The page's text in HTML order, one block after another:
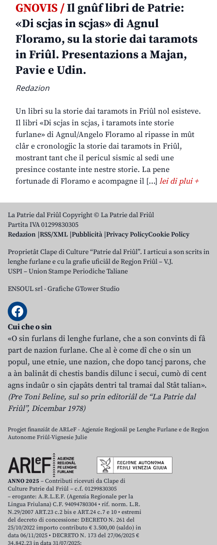
GNOVIS /Il gnûf libri de Patrie:
«Di scjas in scjas» di Agnul
Floramo, su la storie dai taramots
in Friûl. Presentazions a Majan,
Pavie e Udin.
Redazion
Un libri su la storie dai taramots in Friûl nol esisteve.
Il libri «Di scjas in scjas, i taramots inte storie
furlane» di Agnul/Angelo Floramo al ripasse in mût
clâr e cronologjic la storie dai taramots in Friûl,
mostrant tant che il pericul sismic al sedi une
presince costante inte nestre storie. La pene
fortunade di Floramo e acompagne il […] lei di plui +
La Patrie dal Friûl Copyright © La Patrie dal Friûl
Partita IVA 01299830305
Redazion RSS/XML Pubblicità Privacy PolicyCookie Policy
Proprietât Clape di Culture “Patrie dal Friûl”. I articui a son scrits in
lenghe furlane e cu la grafie uficiâl de Regjon Friûl – V.J.
USPI – Union Stampe Periodiche Taliane
ENSOUL srl-Grafiche GTower Studio
Cui che o sin
«O sin furlans di lenghe furlane, che a son convints di fâ
part de nazion furlane. Che al è come dî che o sin un
popul, une etnie, une nazion, che dopo tancj parons, che
a àn balinât di chestis bandis dilunc i secui, cumò di cent
agns indaûr o sin cjapâts dentri tal tramai dal Stât talian».
(Pre Toni Beline, sul so prin editoriâl de “La Patrie dal
Friûl”, Dicembar 1978)
Progjet finanziât de ARLeF - Agjenzie Regjonâl pe Lenghe Furlane e de Regjon
Autonome Friûl-Vignesie Julie
ANNO 2025 – Contributi ricevuti da Clape di
Culture Patrie dal Friûl – c.f. 01299830305
– erogante: A.R.L.E.F. (Agenzia Regionale per la
Lingua Friulana) C.F. 94094780304 • rif. norm. L.R.
N.29/2007 ART.23 c.2 bis e ART.24 c.7 e 10 • estremi
del decreto di concessione: DECRETO N. 261 del
25/10/2022 importo contributo € 3.500,00 (saldo) in
data 06/11/2025 • DECRETO N. 173 del 27/06/2025 €
34.842,23 in data 31/07/2025;